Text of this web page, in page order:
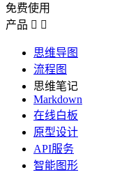
免费使用
产品  
思维导图
流程图
思维笔记
Markdown
在线白板
原型设计
API服务
智能图形